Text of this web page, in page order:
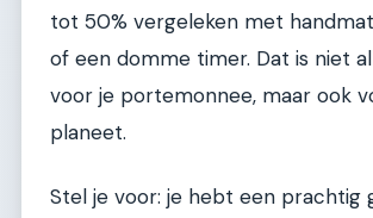
tot 50% vergeleken met
of een domme timer. Dat is niet
voor je portemonnee, maar ook
planeet.
Stel je voor: je hebt een prachtig